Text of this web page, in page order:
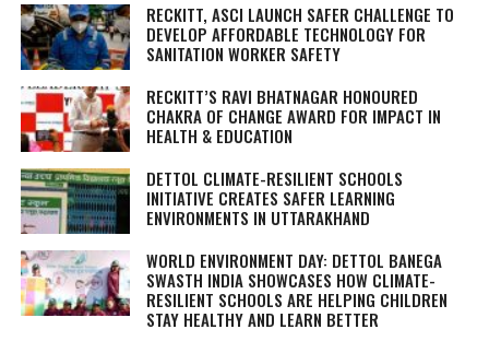
RECKITT, ASCI LAUNCH SAFER CHALLENGE TO
DEVELOP AFFORDABLE TECHNOLOGY FOR
SANITATION WORKER SAFETY
RECKITT’S RAVI BHATNAGAR HONOURED
CHAKRA OF CHANGE AWARD FOR IMPACT IN
HEALTH & EDUCATION
DETTOL CLIMATE-RESILIENT SCHOOLS
INITIATIVE CREATES SAFER LEARNING
ENVIRONMENTS IN UTTARAKHAND
WORLD ENVIRONMENT DAY: DETTOL BANEGA
SWASTH INDIA SHOWCASES HOW CLIMATE-
RESILIENT SCHOOLS ARE HELPING CHILDREN
STAY HEALTHY AND LEARN BETTER